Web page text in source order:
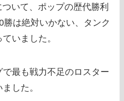
いて、ポップの歴代勝利
は絶対いかない、タンク
いました。
で最も戦力不足のロスター
した。